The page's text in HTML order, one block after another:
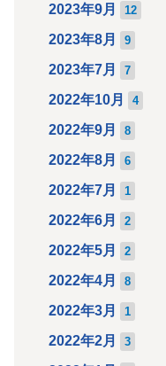
2023年9月 12
2023年8月 9
2023年7月 7
2022年10月 4
2022年9月 8
2022年8月 6
2022年7月 1
2022年6月 2
2022年5月 2
2022年4月 8
2022年3月 1
2022年2月 3